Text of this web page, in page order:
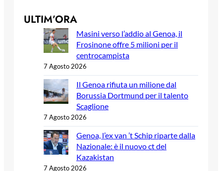
ULTIM’ORA
Masini verso l’addio al Genoa, il
Frosinone offre 5 milioni per il
centrocampista
7 Agosto 2026
Il Genoa rifiuta un milione dal
Borussia Dortmund per il talento
Scaglione
7 Agosto 2026
Genoa, l’ex van ’t Schip riparte dalla
Nazionale: è il nuovo ct del
Kazakistan
7 Agosto 2026